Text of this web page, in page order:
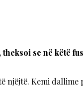
se në këtë
njëjtë. Kemi